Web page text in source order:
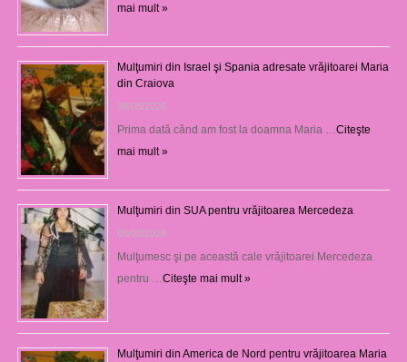
mai mult »
Mulţumiri din Israel şi Spania adresate vrăjitoarei Maria
din Craiova
08/08/2026
Prima dată când am fost la doamna Maria … Citeşte
mai mult »
Mulţumiri din SUA pentru vrăjitoarea Mercedeza
08/08/2026
Mulţumesc şi pe această cale vrăjitoarei Mercedeza
pentru … Citeşte mai mult »
Mulţumiri din America de Nord pentru vrăjitoarea Maria